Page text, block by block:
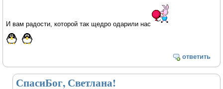
И вам радости, которой так щедро одарили нас
ответить
СпасиБог, Светлана!